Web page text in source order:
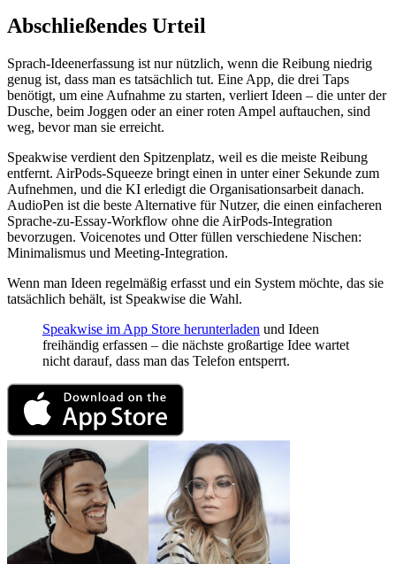
Abschließendes Urteil
Sprach-Ideenerfassung ist nur nützlich, wenn die Reibung niedrig
genug ist, dass man es tatsächlich tut. Eine App, die drei Taps
benötigt, um eine Aufnahme zu starten, verliert Ideen – die unter der
Dusche, beim Joggen oder an einer roten Ampel auftauchen, sind
weg, bevor man sie erreicht.
Speakwise verdient den Spitzenplatz, weil es die meiste Reibung
entfernt. AirPods-Squeeze bringt einen in unter einer Sekunde zum
Aufnehmen, und die KI erledigt die Organisationsarbeit danach.
AudioPen ist die beste Alternative für Nutzer, die einen einfacheren
Sprache-zu-Essay-Workflow ohne die AirPods-Integration
bevorzugen. Voicenotes und Otter füllen verschiedene Nischen:
Minimalismus und Meeting-Integration.
Wenn man Ideen regelmäßig erfasst und ein System möchte, das sie
tatsächlich behält, ist Speakwise die Wahl.
Speakwise im App Store herunterladen und Ideen
freihändig erfassen – die nächste großartige Idee wartet
nicht darauf, dass man das Telefon entsperrt.